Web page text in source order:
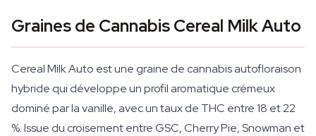
Graines de Cannabis Cereal Milk Auto
Cereal Milk Auto est une graine de cannabis autofloraison
hybride qui développe un profil aromatique crémeux
dominé par la vanille, avec un taux de THC entre 18 et 22
%. Issue du croisement entre GSC, Cherry Pie, Snowman et